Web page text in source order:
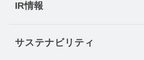
IR情報
サステナビリティ